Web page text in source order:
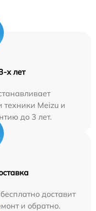
х лет
техники Meizu и
до 3 лет.
доставит
и обратно.